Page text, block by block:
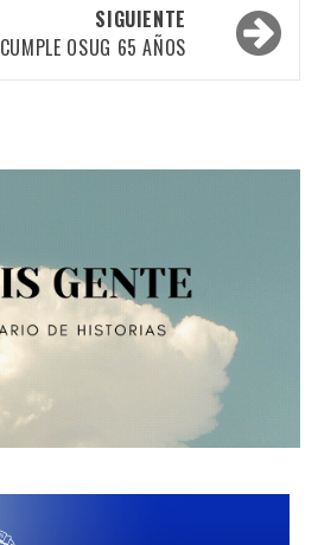
SIGUIENTE
CUMPLE OSUG 65 AÑOS